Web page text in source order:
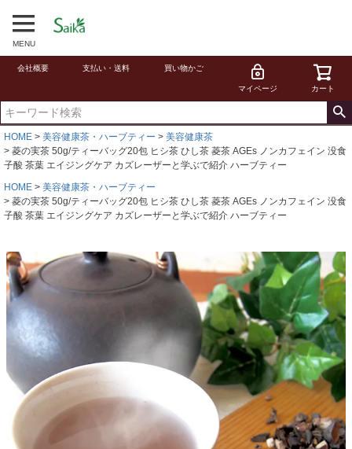
MENU
会社概要 支払い・送料 買い物かご
マイページ カート
HOME 美容健康茶・ハーブティー
美容健康茶
菱の実茶 50g/ティーバッグ20包 ヒシ茶 ひし茶 菱茶 AGEs ノンカフェイン 没食
子酸 茶葉 エイジングケア カズレーザーと学ぶで紹介 ハーブティー
HOME
美容健康茶・ハーブティー
菱の実茶 50g/ティーバッグ20包 ヒシ茶 ひし茶 菱茶 AGEs ノンカフェイン 没食
子酸 茶葉 エイジングケア カズレーザーと学ぶで紹介 ハーブティー